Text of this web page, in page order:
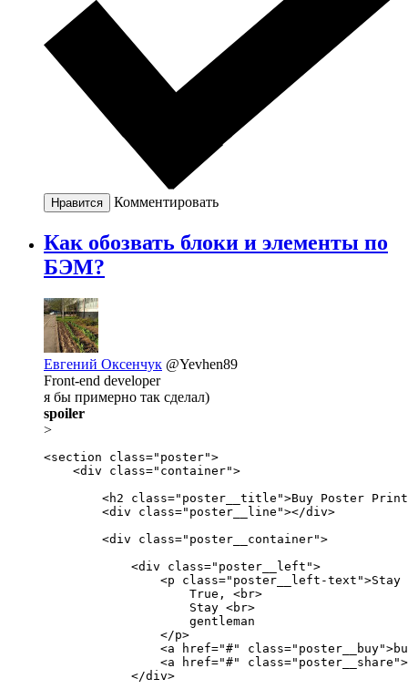
Нравится Комментировать
Как обозвать блоки и элементы по
БЭМ?
Евгений Оксенчук @Yevhen89
Front-end developer
я бы примерно так сделал)
spoiler
>
<section class="poster">
    <div class="container">
<h2 class="poster__title">Buy Poster
        <div class="poster__line"></div>
        <div class="poster__container">
            <div class="poster__left">
<p class="poster__left-text">Stay
                    True, <br>
                    Stay <br>
                    gentleman
                </p>
<a href="#"
<a href="#"
            </div>